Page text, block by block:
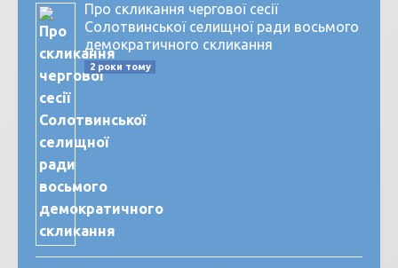
Про скликання чергової сесії
Солотвинської селищної ради восьмого
демократичного скликання
2 роки тому